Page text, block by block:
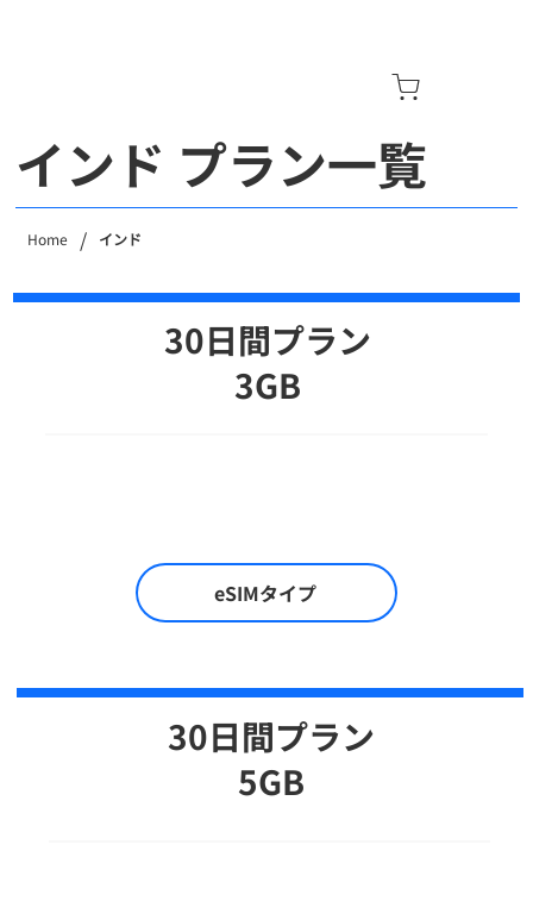
インド プラン一覧
Home / インド
30日間プラン
​3GB
eSIMタイプ
30日間プラン
5GB